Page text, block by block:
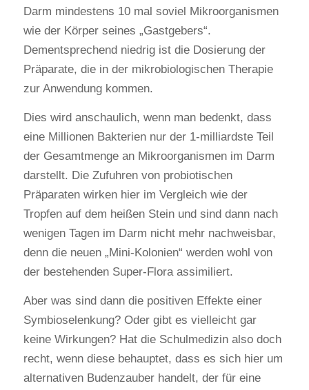
Darm mindestens 10 mal soviel Mikroorganismen
wie der Körper seines „Gastgebers“.
Dementsprechend niedrig ist die Dosierung der
Präparate, die in der mikrobiologischen Therapie
zur Anwendung kommen.
Dies wird anschaulich, wenn man bedenkt, dass
eine Millionen Bakterien nur der 1-milliardste Teil
der Gesamtmenge an Mikroorganismen im Darm
darstellt. Die Zufuhren von probiotischen
Präparaten wirken hier im Vergleich wie der
Tropfen auf dem heißen Stein und sind dann nach
wenigen Tagen im Darm nicht mehr nachweisbar,
denn die neuen „Mini-Kolonien“ werden wohl von
der bestehenden Super-Flora assimiliert.
Aber was sind dann die positiven Effekte einer
Symbioselenkung? Oder gibt es vielleicht gar
keine Wirkungen? Hat die Schulmedizin also doch
recht, wenn diese behauptet, dass es sich hier um
alternativen Budenzauber handelt, der für eine